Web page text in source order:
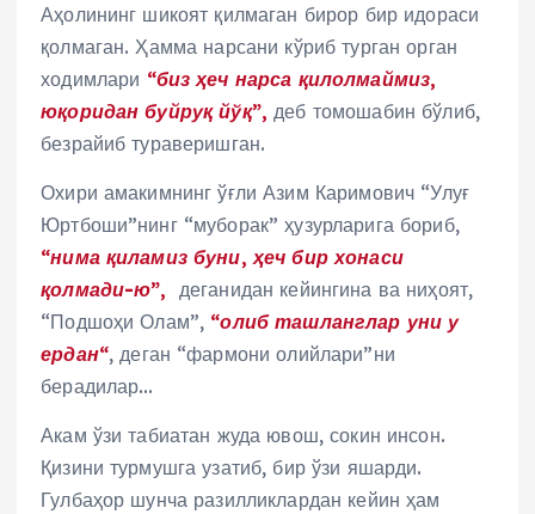
Аҳолининг шикоят қилмаган бирор бир идораси
қолмаган. Ҳамма нарсани кўриб турган орган
ходимлари “биз ҳеч нарса қилолмаймиз,
юқоридан буйруқ йўқ”, деб томошабин бўлиб,
безрайиб тураверишган.
Охири амакимнинг ўғли Азим Каримович “Улуғ
Юртбоши”нинг “муборак” ҳузурларига бориб,
“нима қиламиз буни, ҳеч бир хонаси
қолмади-ю”, деганидан кейингина ва ниҳоят,
“Подшоҳи Олам”, “олиб ташланглар уни у
ердан“, деган “фармони олийлари”ни
берадилар…
Акам ўзи табиатан жуда ювош, сокин инсон.
Қизини турмушга узатиб, бир ўзи яшарди.
Гулбаҳор шунча разилликлардан кейин ҳам